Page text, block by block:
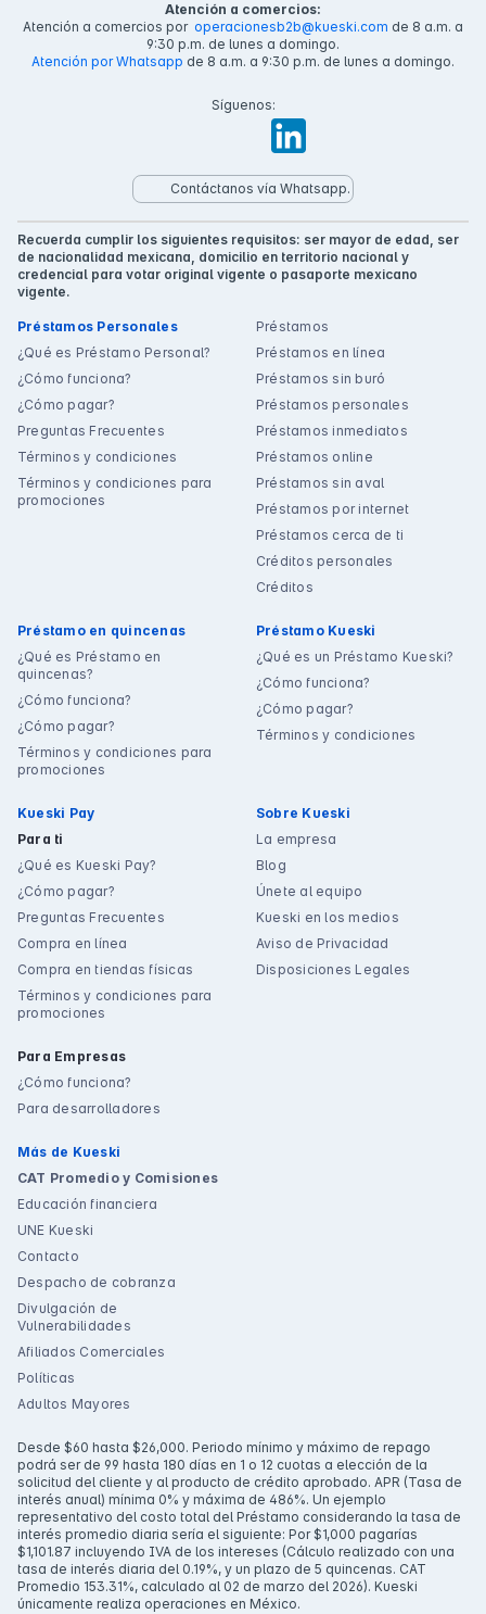
Atención a comercios:
Atención a comercios por operacionesb2b@kueski.com de 8 a.m. a
9:30 p.m. de lunes a domingo.
Atención por Whatsapp de 8 a.m. a 9:30 p.m. de lunes a domingo.
Síguenos:
Contáctanos vía Whatsapp.
Recuerda cumplir los siguientes requisitos: ser mayor de edad, ser
de nacionalidad mexicana, domicilio en territorio nacional y
credencial para votar original vigente o pasaporte mexicano
vigente.
Préstamos Personales
¿Qué es Préstamo Personal?
¿Cómo funciona?
¿Cómo pagar?
Preguntas Frecuentes
Términos y condiciones
Términos y condiciones para
promociones
Préstamos
Préstamos en línea
Préstamos sin buró
Préstamos personales
Préstamos inmediatos
Préstamos online
Préstamos sin aval
Préstamos por internet
Préstamos cerca de ti
Créditos personales
Créditos
Préstamo en quincenas
¿Qué es Préstamo en
quincenas?
¿Cómo funciona?
¿Cómo pagar?
Términos y condiciones para
promociones
Préstamo Kueski
¿Qué es un Préstamo Kueski?
¿Cómo funciona?
¿Cómo pagar?
Términos y condiciones
Kueski Pay
Para ti
¿Qué es Kueski Pay?
¿Cómo pagar?
Preguntas Frecuentes
Compra en línea
Compra en tiendas físicas
Términos y condiciones para
promociones
Para Empresas
¿Cómo funciona?
Para desarrolladores
Sobre Kueski
La empresa
Blog
Únete al equipo
Kueski en los medios
Aviso de Privacidad
Disposiciones Legales
Más de Kueski
CAT Promedio y Comisiones
Educación financiera
UNE Kueski
Contacto
Despacho de cobranza
Divulgación de
Vulnerabilidades
Afiliados Comerciales
Políticas
Adultos Mayores
Desde $60 hasta $26,000. Periodo mínimo y máximo de repago
podrá ser de 99 hasta 180 días en 1 o 12 cuotas a elección de la
solicitud del cliente y al producto de crédito aprobado. APR (Tasa de
interés anual) mínima 0% y máxima de 486%. Un ejemplo
representativo del costo total del Préstamo considerando la tasa de
interés promedio diaria sería el siguiente: Por $1,000 pagarías
$1,101.87 incluyendo IVA de los intereses (Cálculo realizado con una
tasa de interés diaria del 0.19%, y un plazo de 5 quincenas. CAT
Promedio 153.31%, calculado al 02 de marzo del 2026). Kueski
únicamente realiza operaciones en México.